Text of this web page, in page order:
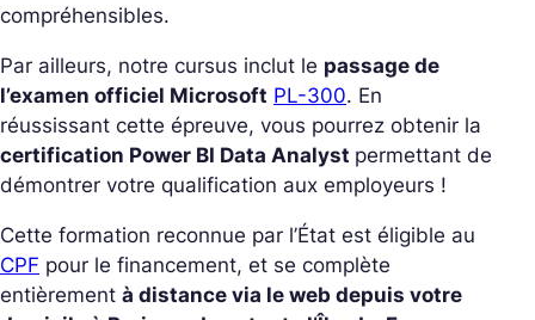
compréhensibles.
Par ailleurs, notre cursus inclut le passage de
l’examen officiel Microsoft PL-300. En
réussissant cette épreuve, vous pourrez obtenir la
certification Power BI Data Analyst permettant de
démontrer votre qualification aux employeurs !
Cette formation reconnue par l’État est éligible au
CPF pour le financement, et se complète
entièrement à distance via le web depuis votre